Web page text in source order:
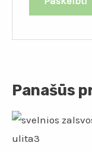
Panašūs